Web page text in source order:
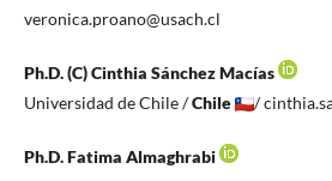
veronica.proano@usach.cl
Ph.D. (C) Cinthia Sánchez Macías
Universidad de Chile /Chile /
Ph.D. Fatima Almaghrabi